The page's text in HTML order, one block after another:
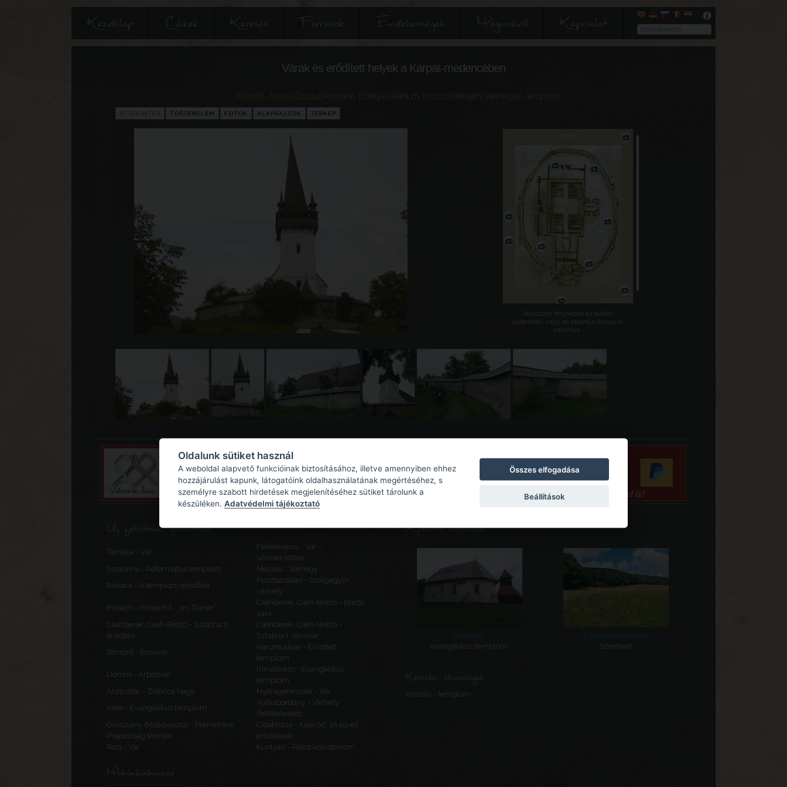
Kezdőlap Cikkek Keresés Források Érdekességek Magunkról Kapcsolat
Várak és erődített helyek a Kárpát-medencében
Körösfő - Izvoru Crişului Románia Erdély és Partium Kolozs történelmi vármegye - templom
TÖRTÉNELEM FOTÓK ALAPRAJZOK TÉRKÉP
Válasszon fényképet az alábbi
galériából, vagy az alaprajz ikonjaira
kattintva.
Új feltöltések, frissítések
Tornalja - Vár
Feketeváros - Vár -
Városerődítés
Szalonna - Református templom
Meszes - Várhegy
Rakaca - A templom erődfala
Pusztacsalád - Szolgagyőr,
várhely
Imbach - Imbach II., „Im Turner”
Csehberek, Cseh-Brézó - Brezó
vára
Csehberek, Cseh-Brézó - Szlatina II.
erődítés
Csehberek, Cseh-Brézó -
Szlatina I. sáncvár
Tömörd - Ilonavár
Háromudvar - Erődített
templom
Dömös - Árpádvár
Rimabrézó - Evangélikus
templom
Alsócsitár - Zsibrica hegy
Nyitragerencsér - Vár
Kiéte - Evangélikus templom
Vulkapordány - Várhely
(feltételezett)
Oroszlány (Majkpuszta) - Premontrei
Prépostság Romjai
Cibakháza - Kiserőd, 1849-es
erődítések
Rezi - Vár
Kurityán - Pálos kolostorrom
Mobilalkalmazás
Ajánlott látnivalók
Ledény
evangélikus templom
Felsőcsernáton
Szentkert
Keresési előzmények
Körösfő - templom
Oldalunk sütiket használ
A weboldal alapvető funkcióinak biztosításához, illetve amennyiben ehhez
hozzájárulást kapunk, látogatóink oldalhasználatának megértéséhez, s
személyre szabott hirdetések megjelenítéséhez sütiket tárolunk a
készüléken. Adatvédelmi tájékoztató
Összes elfogadása
Beállítások